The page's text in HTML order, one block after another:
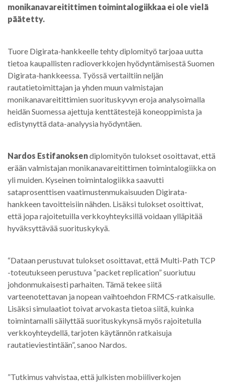
monikanavareitittimen toimintalogiikkaa ei ole vielä
päätetty.
Tuore Digirata-hankkeelle tehty diplomityö tarjoaa uutta
tietoa kaupallisten radioverkkojen hyödyntämisestä Suomen
Digirata-hankkeessa. Työssä vertailtiin neljän
rautatietoimittajan ja yhden muun valmistajan
monikanavareitittimien suorituskyvyn eroja analysoimalla
heidän Suomessa ajettuja kenttätestejä koneoppimista ja
edistynyttä data-analyysia hyödyntäen.
Nardos Estifanoksendiplomityön tulokset osoittavat, että
erään valmistajan monikanavareitittimen toimintalogiikka on
yli muiden. Kyseinen toimintalogiikka saavutti
sataprosenttisen vaatimustenmukaisuuden Digirata-
hankkeen tavoitteisiin nähden. Lisäksi tulokset osoittivat,
että jopa rajoitetuilla verkkoyhteyksillä voidaan ylläpitää
hyväksyttävää suorituskykyä.
“Dataan perustuvat tulokset osoittavat, että Multi-Path TCP
-toteutukseen perustuva “packet replication” suoriutuu
johdonmukaisesti parhaiten. Tämä tekee siitä
varteenotettavan ja nopean vaihtoehdon FRMCS-ratkaisulle.
Lisäksi simulaatiot toivat arvokasta tietoa siitä, kuinka
toimintamalli säilyttää suorituskykynsä myös rajoitetulla
verkkoyhteydellä, tarjoten käytännön ratkaisuja
rautatieviestintään”, sanoo Nardos.
”Tutkimus vahvistaa, että julkisten mobiiliverkojen